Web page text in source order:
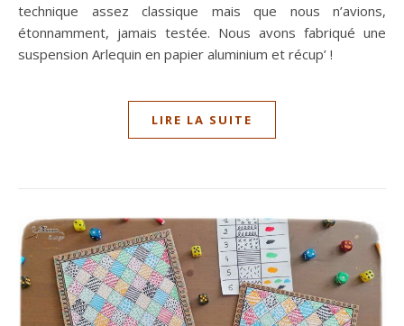
technique assez classique mais que nous n’avions,
étonnamment, jamais testée. Nous avons fabriqué une
suspension Arlequin en papier aluminium et récup’ !
LIRE LA SUITE